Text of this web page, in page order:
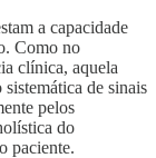
a capacidade
Como no
clínica, aquela
de sinais
pelos
do
paciente.